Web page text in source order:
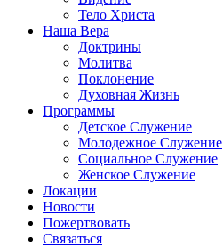
Тело Христа
Наша Вера
Доктрины
Молитва
Поклонение
Духовная Жизнь
Программы
Детское Служение
Молодежное Служение
Социальное Служение
Женское Служение
Локации
Новости
Пожертвовать
Связаться